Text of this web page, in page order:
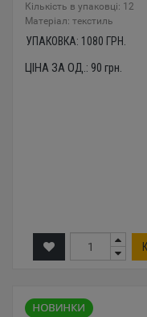
Кількість в упаковці: 12
Mатеріал: текстиль
УПАКОВКА: 1080 ГРН.
ЦІНА ЗА ОД.: 90 грн.